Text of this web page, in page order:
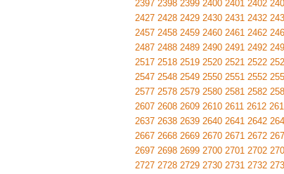
2397 2398 2399 2400 2401 2402
2427 2428 2429 2430 2431 2432
2457 2458 2459 2460 2461 2462
2487 2488 2489 2490 2491 2492
2517 2518 2519 2520 2521 2522
2547 2548 2549 2550 2551 2552
2577 2578 2579 2580 2581 2582
2607 2608 2609 2610 2611 2612
2637 2638 2639 2640 2641 2642
2667 2668 2669 2670 2671 2672
2697 2698 2699 2700 2701 2702
2727 2728 2729 2730 2731 2732